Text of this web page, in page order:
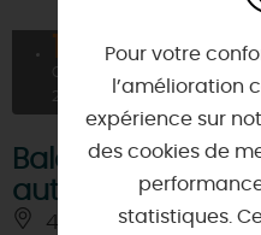
17
OCT
2026
Balade nature :
automne
45110 -
Pour votre
l’amélioration
expérience sur
des cookies de
statistiques.